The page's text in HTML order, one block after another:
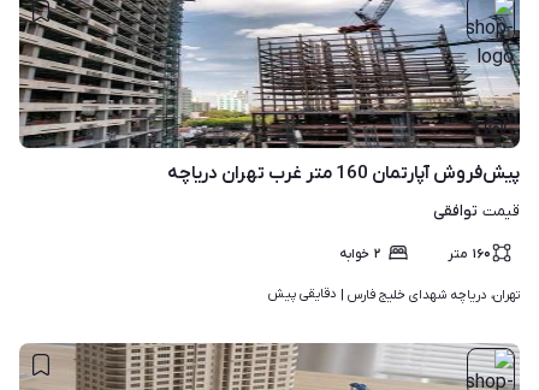
۶
پیش‌فروش آپارتمان 160 متر غرب تهران دریاچه
قیمت توافقی
۱۶۰ متر ۲ خوابه
تهران، دریاچه شهدای خلیج فارس | دقایقی پیش